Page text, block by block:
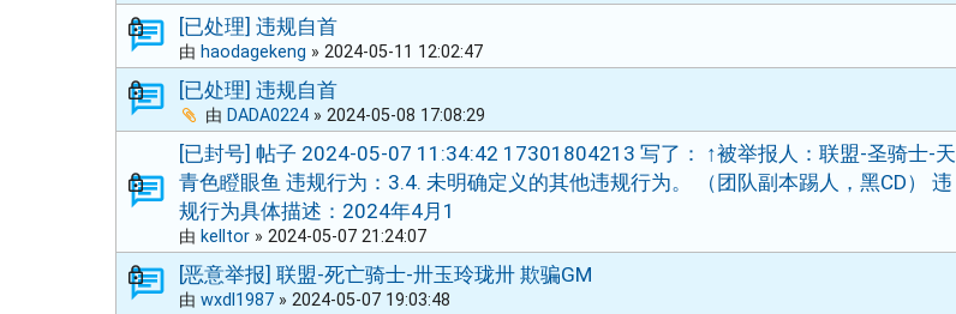
[已处理] 违规自首
由 haodagekeng » 2024-05-11 12:02:47
[已处理] 违规自首
由 DADA0224 » 2024-05-08 17:08:29
[已封号] 帖子 2024-05-07 11:34:42 17301804213 写了： ↑被举报人：联盟-圣骑士-天
青色瞪眼鱼 违规行为：3.4. 未明确定义的其他违规行为。 （团队副本踢人，黑CD） 违
规行为具体描述：2024年4月1
由 kelltor » 2024-05-07 21:24:07
[恶意举报] 联盟-死亡骑士-卅玉玲珑卅 欺骗GM
由 wxdl1987 » 2024-05-07 19:03:48